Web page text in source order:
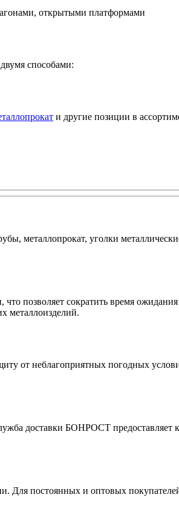
открытыми платформами
способами:
и другие позиции в
металлопрокат, уголки
позволяет сократить время
металлоизделий.
от неблагоприятных погодных
доставки БОНРОСТ предоставляет
Для постоянных и оптовых